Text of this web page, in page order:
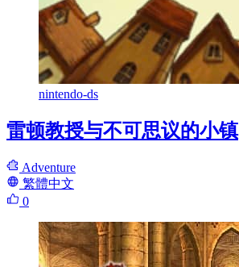
nintendo-ds
雷顿教授与不可思议的小镇
Adventure
繁體中文
0